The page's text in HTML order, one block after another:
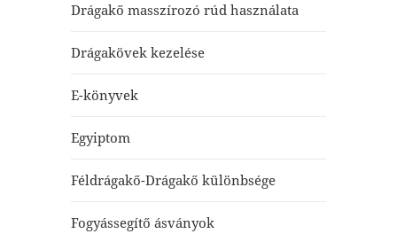
Drágakő masszírozó rúd használata
Drágakövek kezelése
E-könyvek
Egyiptom
Féldrágakő-Drágakő különbsége
Fogyássegítő ásványok